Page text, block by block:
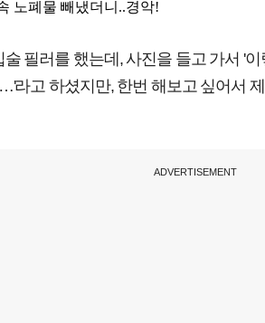
필러를 했는데, 사진을 들고 가서 '
라고 하셨지만, 한번 해보고 싶어서
ADVERTISEMENT